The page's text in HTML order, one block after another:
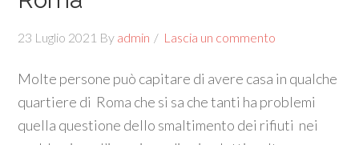
23 Luglio 2021 By admin Lascia un commento
Molte persone può capitare di avere casa in qualche
quartiere di Roma che si sa che tanti ha problemi
quella questione dello smaltimento dei rifiuti nei